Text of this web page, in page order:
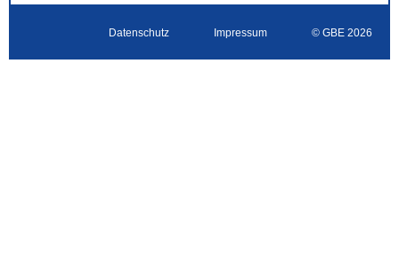
Datenschutz Impressum © GBE 2026